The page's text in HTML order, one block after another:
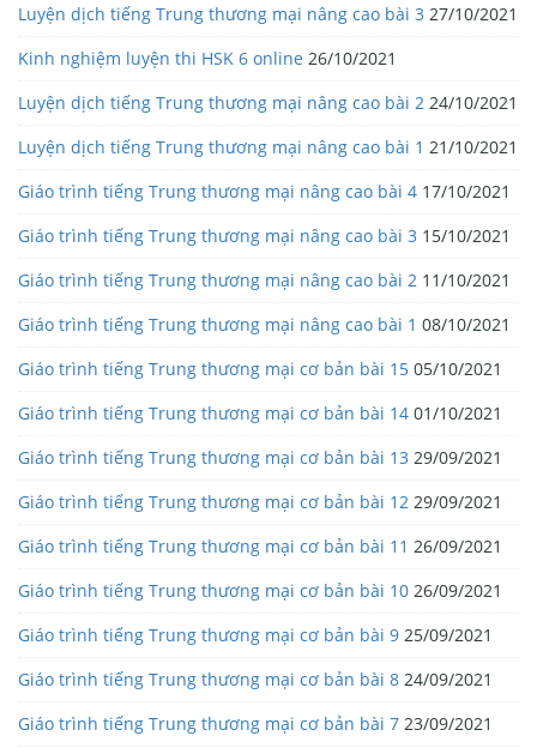
Luyện dịch tiếng Trung thương mại nâng cao bài 3 27/10/2021
Kinh nghiệm luyện thi HSK 6 online 26/10/2021
Luyện dịch tiếng Trung thương mại nâng cao bài 2 24/10/2021
Luyện dịch tiếng Trung thương mại nâng cao bài 1 21/10/2021
Giáo trình tiếng Trung thương mại nâng cao bài 4 17/10/2021
Giáo trình tiếng Trung thương mại nâng cao bài 3 15/10/2021
Giáo trình tiếng Trung thương mại nâng cao bài 2 11/10/2021
Giáo trình tiếng Trung thương mại nâng cao bài 1 08/10/2021
Giáo trình tiếng Trung thương mại cơ bản bài 15 05/10/2021
Giáo trình tiếng Trung thương mại cơ bản bài 14 01/10/2021
Giáo trình tiếng Trung thương mại cơ bản bài 13 29/09/2021
Giáo trình tiếng Trung thương mại cơ bản bài 12 29/09/2021
Giáo trình tiếng Trung thương mại cơ bản bài 11 26/09/2021
Giáo trình tiếng Trung thương mại cơ bản bài 10 26/09/2021
Giáo trình tiếng Trung thương mại cơ bản bài 9 25/09/2021
Giáo trình tiếng Trung thương mại cơ bản bài 8 24/09/2021
Giáo trình tiếng Trung thương mại cơ bản bài 7 23/09/2021